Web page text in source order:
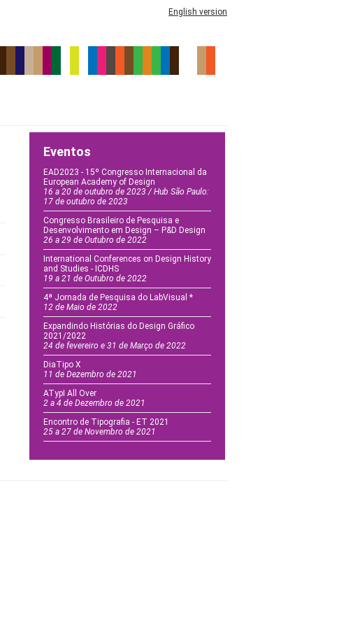
English version
Eventos
EAD2023 - 15º Congresso Internacional da
European Academy of Design
16 a 20 de outubro de 2023 / Hub São Paulo:
17 de outubro de 2023
Congresso Brasileiro de Pesquisa e
Desenvolvimento em Design – P&D Design
26 a 29 de Outubro de 2022
International Conferences on Design History
and Studies - ICDHS
19 a 21 de Outubro de 2022
4ª Jornada de Pesquisa do LabVisual *
12 de Maio de 2022
Expandindo Histórias do Design Gráfico
2021/2022
24 de fevereiro e 31 de Março de 2022
DiaTipo X
11 de Dezembro de 2021
ATypI All Over
2 a 4 de Dezembro de 2021
Encontro de Tipografia - ET 2021
25 a 27 de Novembro de 2021